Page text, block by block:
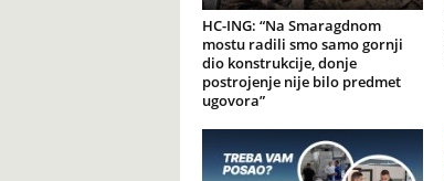
HC-ING: “Na Smaragdnom
mostu radili smo samo gornji
dio konstrukcije, donje
postrojenje nije bilo predmet
ugovora”